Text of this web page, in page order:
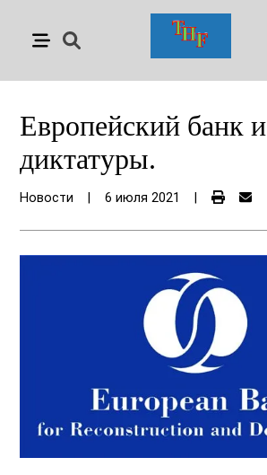
Европейский банк и
диктатуры.
Новости 6 июля 2021